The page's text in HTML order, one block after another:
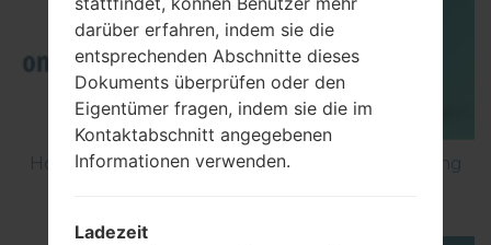
How to Factory Reset through code on Samsung
darüber erfahren, indem sie die
entsprechenden Abschnitte dieses
Dokuments überprüfen oder den
Eigentümer fragen, indem sie die im
Kontaktabschnitt angegebenen
Informationen verwenden.
Ladezeit